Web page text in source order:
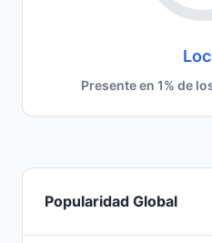
Presente en 1% de
Popularidad Global